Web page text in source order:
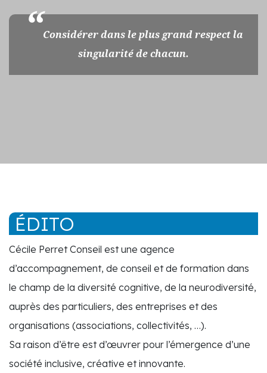
Considérer dans le plus grand respect la
singularité de chacun.
ÉDITO
Cécile Perret Conseil est une agence
d’accompagnement, de conseil et de formation dans
le champ de la diversité cognitive, de la neurodiversité,
auprès des particuliers, des entreprises et des
organisations (associations, collectivités, …).
Sa raison d’être est d’œuvrer pour l’émergence d’une
société inclusive, créative et innovante.